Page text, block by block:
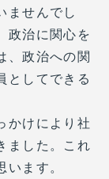
ませんでし
政治に関心を
、政治への関
としてできる
かけにより社
ました。これ
ます。